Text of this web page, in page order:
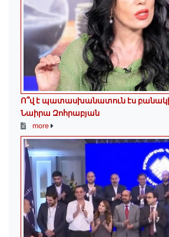
Ո՞վ է պատասխանատուն էս բանակի
Նաիրա Զոհրաբյան
more